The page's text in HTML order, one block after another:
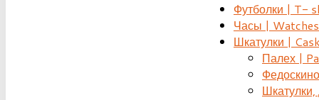
Футболки | T-
Часы | Watches
Шкатулки |
Палех |